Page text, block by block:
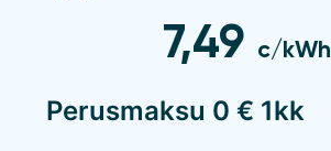
7,49 c/kWh
Perusmaksu 0 € 1kk